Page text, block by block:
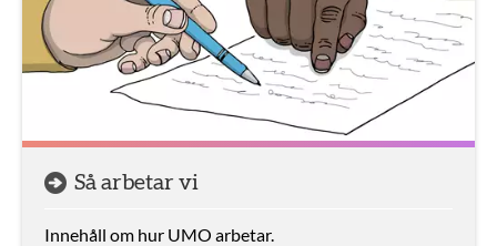
Så arbetar vi
Innehåll om hur UMO arbetar.